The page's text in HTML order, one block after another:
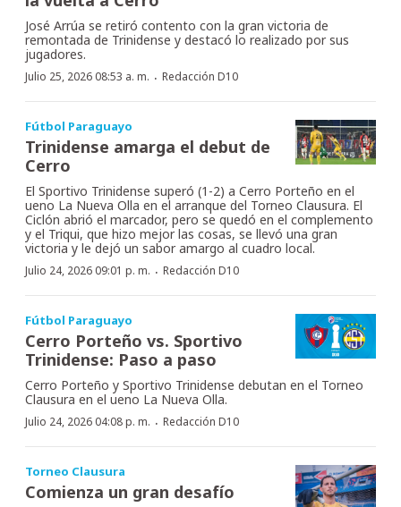
José Arrúa se retiró contento con la gran victoria de
remontada de Trinidense y destacó lo realizado por sus
jugadores.
Julio 25, 2026 08:53 a. m. · Redacción D10
Fútbol Paraguayo
Trinidense amarga el debut de
Cerro
El Sportivo Trinidense superó (1-2) a Cerro Porteño en el
ueno La Nueva Olla en el arranque del Torneo Clausura. El
Ciclón abrió el marcador, pero se quedó en el complemento
y el Triqui, que hizo mejor las cosas, se llevó una gran
victoria y le dejó un sabor amargo al cuadro local.
Julio 24, 2026 09:01 p. m. · Redacción D10
Fútbol Paraguayo
Cerro Porteño vs. Sportivo
Trinidense: Paso a paso
Cerro Porteño y Sportivo Trinidense debutan en el Torneo
Clausura en el ueno La Nueva Olla.
Julio 24, 2026 04:08 p. m. · Redacción D10
Torneo Clausura
Comienza un gran desafío